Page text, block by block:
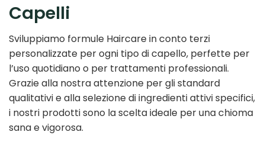
Capelli
Sviluppiamo formule Haircare in conto terzi
personalizzate per ogni tipo di capello, perfette per
l’uso quotidiano o per trattamenti professionali.
Grazie alla nostra attenzione per gli standard
qualitativi e alla selezione di ingredienti attivi specifici,
i nostri prodotti sono la scelta ideale per una chioma
sana e vigorosa.